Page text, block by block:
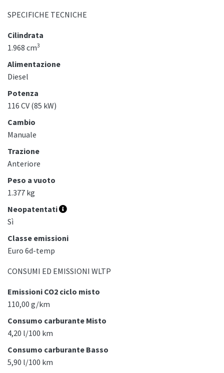
SPECIFICHE TECNICHE
Cilindrata
1.968 cm3
Alimentazione
Diesel
Potenza
116 CV (85 kW)
Cambio
Manuale
Trazione
Anteriore
Peso a vuoto
1.377 kg
Neopatentati
Sì
Classe emissioni
Euro 6d-temp
CONSUMI ED EMISSIONI WLTP
Emissioni CO2 ciclo misto
110,00 g/km
Consumo carburante Misto
4,20 l/100 km
Consumo carburante Basso
5,90 l/100 km